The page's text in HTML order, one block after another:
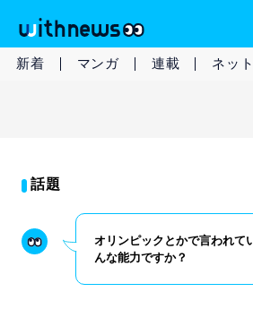
新着 マンガ 連載 ネッ
話題
オリンピックとかで言われて
んな能力ですか？